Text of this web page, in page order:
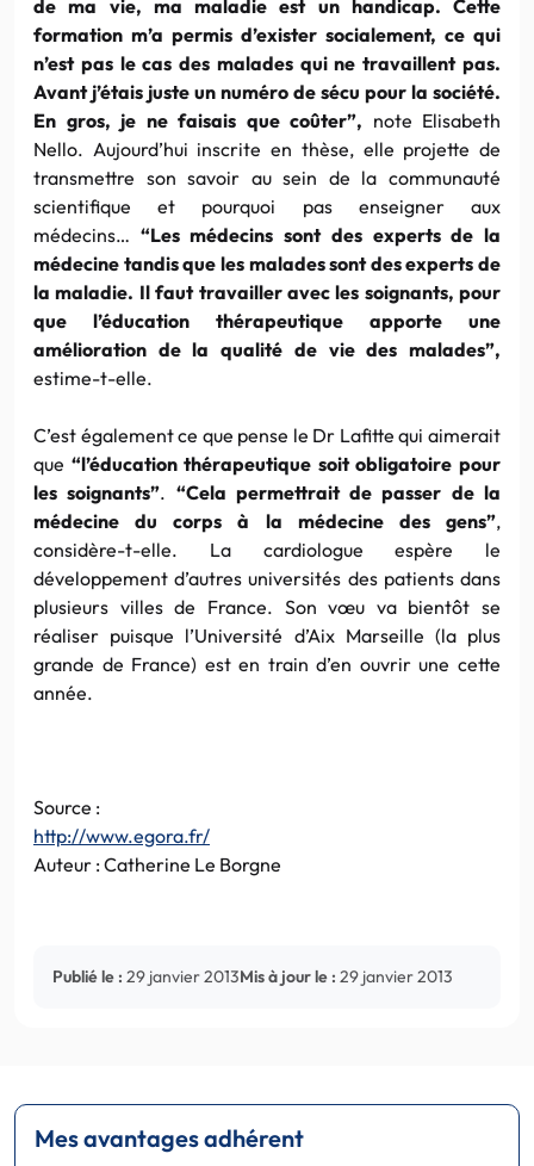
de ma vie, ma maladie est un handicap. Cette
formation m’a permis d’exister socialement, ce qui
n’est pas le cas des malades qui ne travaillent pas.
Avant j’étais juste un numéro de sécu pour la société.
En gros, je ne faisais que coûter”, note Elisabeth
Nello. Aujourd’hui inscrite en thèse, elle projette de
transmettre son savoir au sein de la communauté
scientifique et pourquoi pas enseigner aux
médecins… “Les médecins sont des experts de la
médecine tandisque les malades sont des experts de
la maladie. Il faut travailler avec les soignants, pour
que l’éducation thérapeutique apporte une
amélioration de la qualité de vie des malades”,
estime-t-elle.
C’est également ce que pense le Dr Lafitte qui aimerait
que “l’éducation thérapeutique soit obligatoire pour
les soignants”. “Cela permettrait de passer de la
médecine du corps à la médecine des gens”,
considère-t-elle. La cardiologue espère le
développement d’autres universités des patients dans
plusieurs villes de France. Sonvœu va bientôt se
réaliser puisque l’Université d’Aix Marseille (la plus
grande de France) est en train d’en ouvrir une cette
année.
Source :
http://www.egora.fr/
Auteur :Catherine Le Borgne
Publié le : 29 janvier 2013Mis à jour le : 29 janvier 2013
Mes avantages adhérent